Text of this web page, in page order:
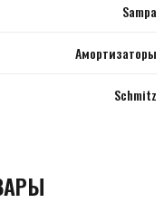
Sampa
Амортизаторы
Schmitz